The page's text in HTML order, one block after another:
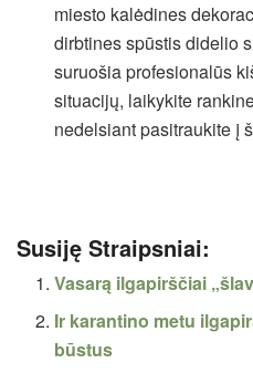
miesto kalėdines
dirbtines spūstis didelio
suruošia profesionalūs
situacijų, laikykite
nedelsiant pasitraukite į
Susiję Straipsniai:
Vasarą ilgapirščiai
Ir karantino metu
būstus